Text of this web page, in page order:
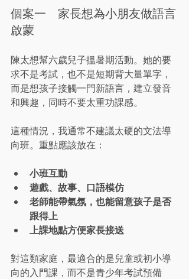
個案一　家長想為小朋友做語言
啟蒙
陳太想幫六歲兒子搵暑期活動。她的要
求不是考試，也不是短期背大量單字，
而是想孩子接觸一門新語言，建立發音
和興趣，同時不要太重功課感。
這種情況，我通常不建議太硬的文法導
向班。重點應該放在：
小班互動
遊戲、故事、口語模仿
老師能帶氣氛，也能留意孩子是否
跟得上
上課地點方便家長接送
對這類家庭，最適合的是兒童或初小導
向的入門課，而不是青少年考試預備